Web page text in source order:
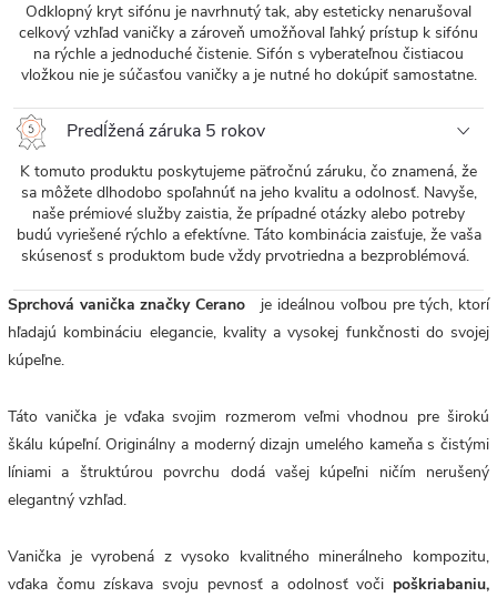
Odklopný kryt sifónu je navrhnutý tak, aby esteticky nenarušoval
celkový vzhľad vaničky a zároveň umožňoval ľahký prístup k sifónu
na rýchle a jednoduché čistenie. Sifón s vyberateľnou čistiacou
vložkou nie je súčasťou vaničky a je nutné ho dokúpiť samostatne.
Predĺžená záruka 5 rokov
K tomuto produktu poskytujeme päťročnú záruku, čo znamená, že
sa môžete dlhodobo spoľahnúť na jeho kvalitu a odolnosť. Navyše,
naše prémiové služby zaistia, že prípadné otázky alebo potreby
budú vyriešené rýchlo a efektívne. Táto kombinácia zaisťuje, že vaša
skúsenosť s produktom bude vždy prvotriedna a bezproblémová.
Sprchová vanička značky Cerano
je ideálnou voľbou pre tých, ktorí
hľadajú kombináciu elegancie, kvality a vysokej funkčnosti do svojej
kúpeľne.
Táto vanička je vďaka svojim rozmerom veľmi vhodnou pre širokú
škálu kúpeľní. Originálny a moderný dizajn umelého kameňa s čistými
líniami a štruktúrou povrchu dodá vašej kúpeľni ničím nerušený
elegantný vzhľad.
Vanička je vyrobená z vysoko kvalitného minerálneho kompozitu,
vďaka čomu získava svoju pevnosť a odolnosť voči poškriabaniu,